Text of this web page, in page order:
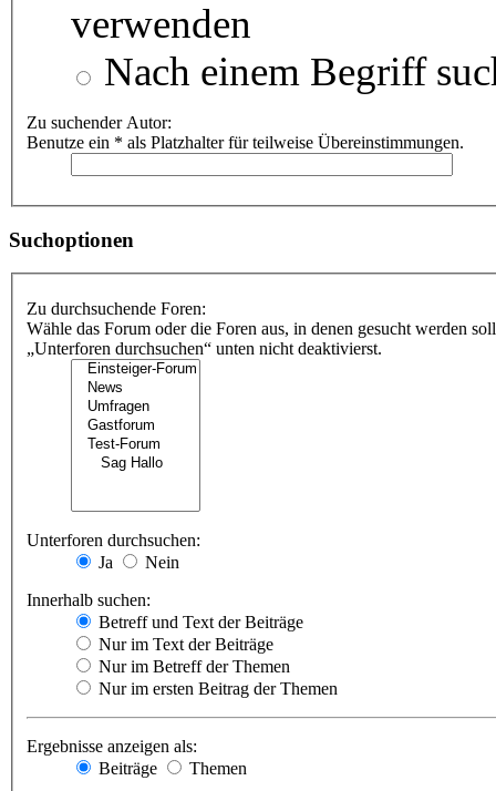
verwenden
Nach einem Begriff
Zu suchender Autor:
Benutze ein * als Platzhalter für teilweise Übereinstimmungen.
Suchoptionen
Zu durchsuchende Foren:
Wähle das Forum oder die Foren aus, in denen gesucht werden
„Unterforen durchsuchen“ unten nicht deaktivierst.
Unterforen durchsuchen:
Ja
Nein
Innerhalb suchen:
Betreff und Text der Beiträge
Nur im Text der Beiträge
Nur im Betreff der Themen
Nur im ersten Beitrag der Themen
Ergebnisse anzeigen als:
Beiträge
Themen